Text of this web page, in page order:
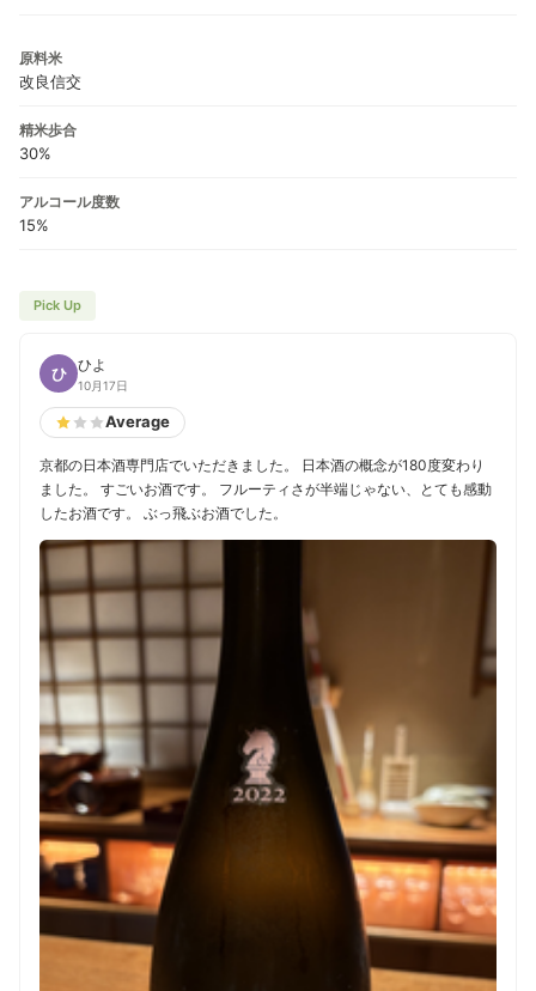
原料米
改良信交
精米歩合
30%
アルコール度数
15%
Pick Up
ひ ひよ
10月17日
Average
京都の日本酒専門店でいただきました。 日本酒の概念が180度変わり
ました。 すごいお酒です。 フルーティさが半端じゃない、とても感動
したお酒です。 ぶっ飛ぶお酒でした。